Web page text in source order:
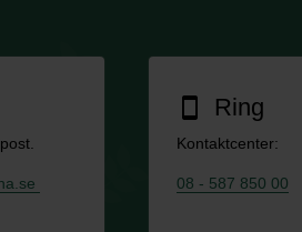
smartphone Ring
Kontaktcenter:
08 - 587 850 00